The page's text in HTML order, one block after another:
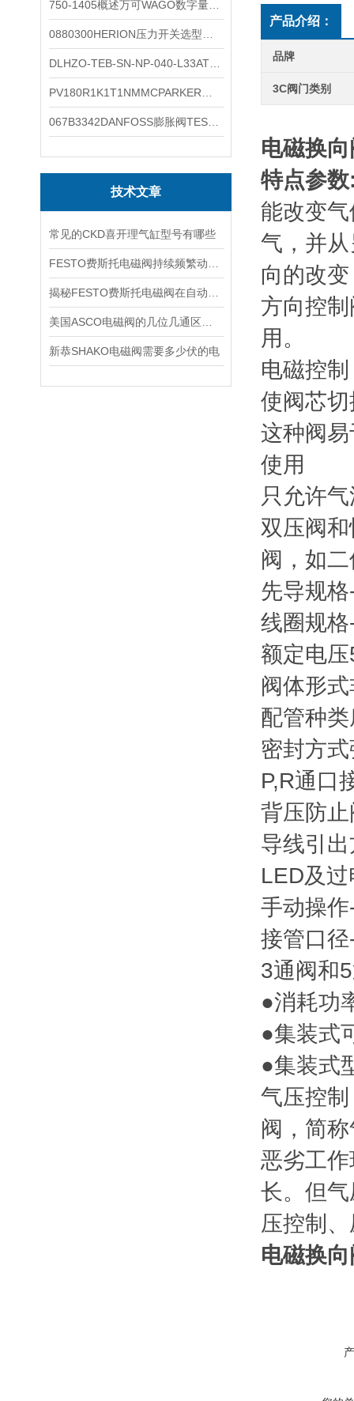
技术文章
常见的CKD喜开理气缸型号有哪些
新恭SHAKO电磁阀需要多少伏的电
产品介绍：
品牌
3C阀门类别
电磁换
特点参
能改变
气，并
向的改
方向控
用。
电磁控
使阀芯
这种阀
使用
只允许
双压阀
阀，如
先导规格
线圈规格
额定电压
阀体形式
配管种类
密封方式
P,R通口
背压防止
导线引
LED及
手动操作
接管口径
3通阀和
●消耗功
●集装式
●集装式
气压控
阀，简
恶劣工
长。但
压控制
电磁换